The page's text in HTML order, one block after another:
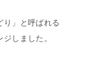
り」と呼ばれる
しました。